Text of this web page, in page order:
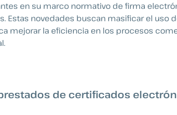
en su marco normativo de firma
novedades buscan masificar el uso
mejorar la eficiencia en los procesos
de certificados